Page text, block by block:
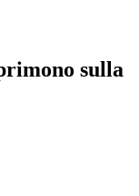
sulla